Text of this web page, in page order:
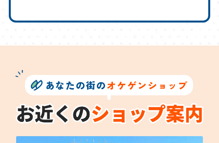
あなたの街のオケゲンショップ